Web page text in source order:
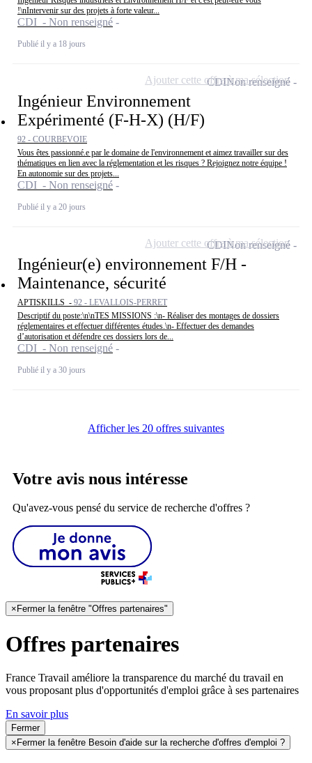
!\nIntervenir sur des projets à forte valeur...
CDI - Non renseigné
Publié il y a 18 jours
Ingénieur Environnement
Expérimenté (F-H-X) (H/F)
92 - COURBEVOIE
Vous êtes passionné.e par le domaine de l'environnement et aimez travailler sur des
thématiques en lien avec la réglementation et les risques ? Rejoignez notre équipe !
En autonomie sur des projets...
CDI - Non renseigné
Publié il y a 20 jours
CDINon renseigné
Ajouter cette offre à ma sélection
Ingénieur(e) environnement F/H -
Maintenance, sécurité
APTISKILLS - 92 - LEVALLOIS-PERRET
Descriptif du poste:\n\nTES MISSIONS :\n- Réaliser des montages de dossiers
réglementaires et effectuer différentes études.\n- Effectuer des demandes
d’autorisation et défendre ces dossiers lors de...
CDI - Non renseigné
Publié il y a 30 jours
CDINon renseigné
Ajouter cette offre à ma sélection
Afficher les 20 offres suivantes
Votre avis nous intéresse
Qu'avez-vous pensé du service de recherche d'offres ?
× Fermer la fenêtre "Offres partenaires"
Offres partenaires
France Travail améliore la transparence du marché du travail en
vous proposant plus d'opportunités d'emploi grâce à ses partenaires
En savoir plus
Fermer
× Fermer la fenêtre Besoin d'aide sur la recherche d'offres d'emploi ?